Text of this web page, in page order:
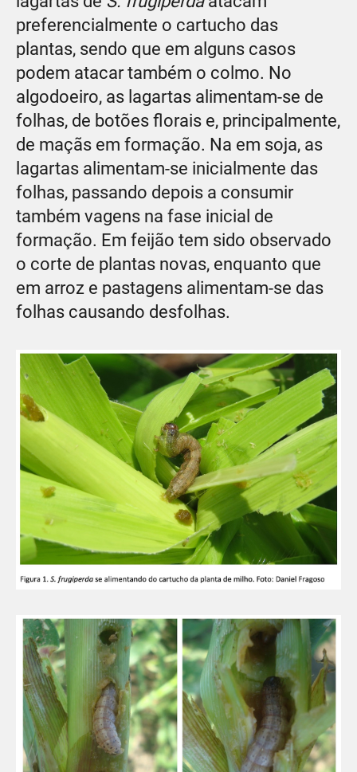
preferencialmente o cartucho das
plantas, sendo que em alguns casos
podem atacar também o colmo. No
algodoeiro, as lagartas alimentam-se de
folhas, de botões florais e, principalmente,
de maçãs em formação. Na em soja, as
lagartas alimentam-se inicialmente das
folhas, passando depois a consumir
também vagens na fase inicial de
formação. Em feijão tem sido observado
o corte de plantas novas, enquanto que
em arroz e pastagens alimentam-se das
folhas causando desfolhas.